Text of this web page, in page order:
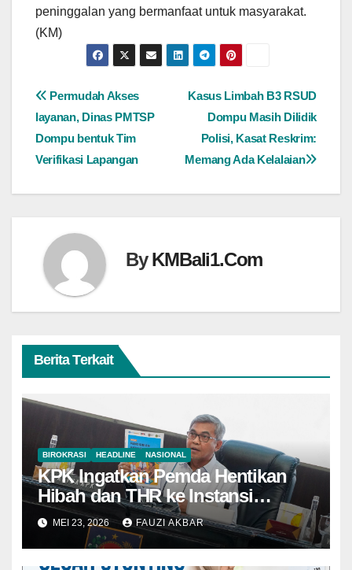
peninggalan yang bermanfaat untuk masyarakat.
(KM)
Navigasi
pos
Kasus Limbah B3 RSUD
Dompu Masih Dilidik
Polisi, Kasat Reskrim:
Memang Ada Kelalaian
Permudah Akses
layanan, Dinas PMTSP
Dompu bentuk Tim
Verifikasi Lapangan
ByKMBali1.Com
Berita Terkait
BIROKRASI HEADLINE NASIONAL
KPK Ingatkan Pemda Hentikan
Hibah dan THR ke Instansi
Vertikal
MEI 23, 2026 FAUZI AKBAR